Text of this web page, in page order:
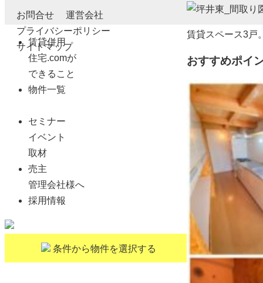
賃貸スペース3戸
おすすめポイ
お問合せ
運営会社
プライバシーポリシー
サイトマップ
賃貸併用
住宅.comが
できること
物件一覧
セミナー
イベント
取材
売主
管理会社様へ
採用情報
条件から物件を選択する